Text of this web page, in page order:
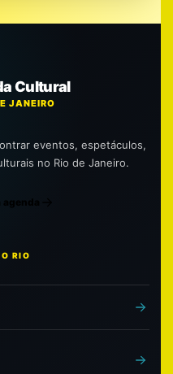
Cultural
JANEIRO
eventos, espetáculos,
no Rio de Janeiro.
RIO